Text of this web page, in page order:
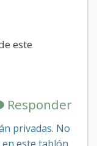
este
Responder
privadas. No